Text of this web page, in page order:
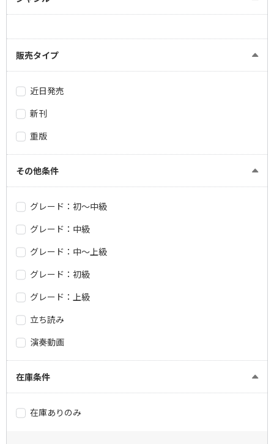
販売タイプ
近日発売
新刊
重版
その他条件
グレード：初～中級
グレード：中級
グレード：中～上級
グレード：初級
グレード：上級
立ち読み
演奏動画
在庫条件
在庫ありのみ